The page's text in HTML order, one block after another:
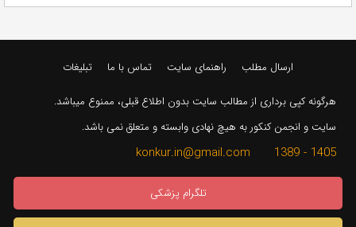
ارسال مطلب راهنمای سایت تماس با ما تبلیغات
هرگونه کپی برداری از مطالب سایت بدون اطلاع قبلی، ممنوع میباشد.
سایت و انجمن کنکور به هیچ نهادی وابسته و متعلق نمی باشد.
1405 - 1389 konkur.in@gmail.com
تلگرام پزشکی